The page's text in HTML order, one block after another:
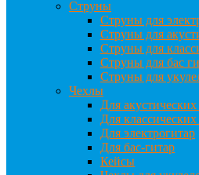
Струны
Струны для
Струны для
Струны для
Струны для бас
Струны для
Чехлы
Для акустических
Для классических
Для электрогитар
Для бас-гитар
Кейсы